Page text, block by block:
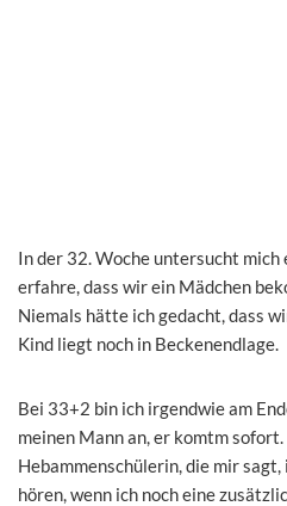
In der 32. Woche untersucht
erfahre, dass wir ein Mädchen
Niemals hätte ich gedacht, dass
Kind liegt noch in Beckenendlage.
Bei 33+2 bin ich irgendwie am
meinen Mann an, er komtm
Hebammenschülerin, die mir
hören, wenn ich noch eine